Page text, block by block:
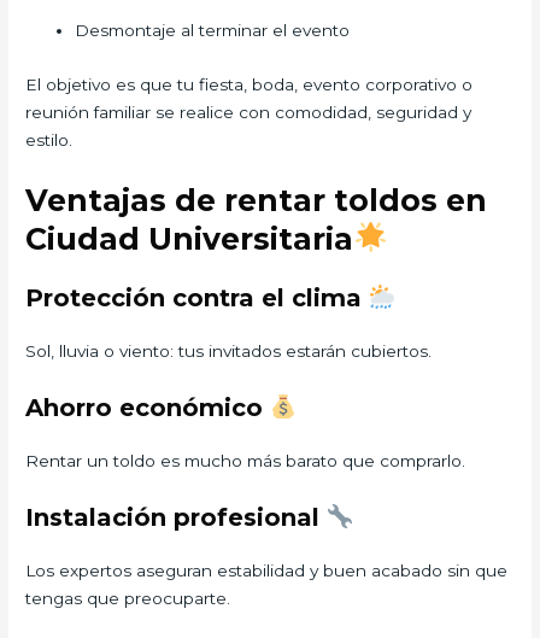
Desmontaje al terminar el evento
El objetivo es que tu fiesta, boda, evento corporativo o
reunión familiar se realice con comodidad, seguridad y
estilo.
Ventajas de rentar toldos en
Ciudad Universitaria
Protección contra el clima
Sol, lluvia o viento: tus invitados estarán cubiertos.
Ahorro económico
Rentar un toldo es mucho más barato que comprarlo.
Instalación profesional
Los expertos aseguran estabilidad y buen acabado sin que
tengas que preocuparte.